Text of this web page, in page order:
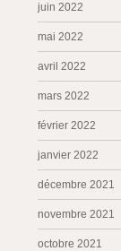
juin 2022
mai 2022
avril 2022
mars 2022
février 2022
janvier 2022
décembre 2021
novembre 2021
octobre 2021